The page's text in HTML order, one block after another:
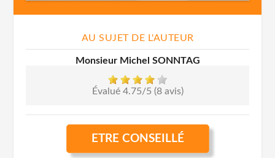
AU SUJET DE L'AUTEUR
Monsieur Michel SONNTAG
Évalué 4.75/5 (8 avis)
ETRE CONSEILLÉ